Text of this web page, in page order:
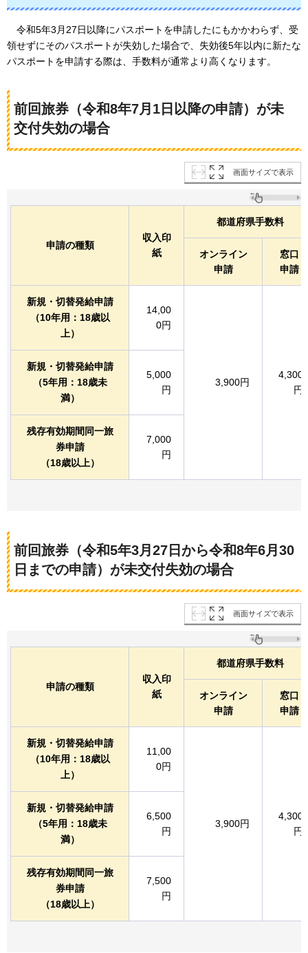
令和5年3月27日以降にパスポートを申請したにもかかわらず、受
領せずにそのパスポートが失効した場合で、失効後5年以内に新たな
パスポートを申請する際は、手数料が通常より高くなります。
前回旅券（令和8年7月1日以降の申請）が未
交付失効の場合
画面サイズで表示
申請の種類
収入印
紙
都道府県手数料
オンライン
申請
窓口
申請
新規・切替発給申請
（10年用：18歳以
上）
14,00
0円
3,900円
4,300
円
新規・切替発給申請
（5年用：18歳未
満）
5,000
円
残存有効期間同一旅
券申請
（18歳以上）
7,000
円
前回旅券（令和5年3月27日から令和8年6月30
日までの申請）が未交付失効の場合
画面サイズで表示
申請の種類
収入印
紙
都道府県手数料
オンライン
申請
窓口
申請
新規・切替発給申請
（10年用：18歳以
上）
11,00
0円
3,900円
4,300
円
新規・切替発給申請
（5年用：18歳未
満）
6,500
円
残存有効期間同一旅
券申請
（18歳以上）
7,500
円